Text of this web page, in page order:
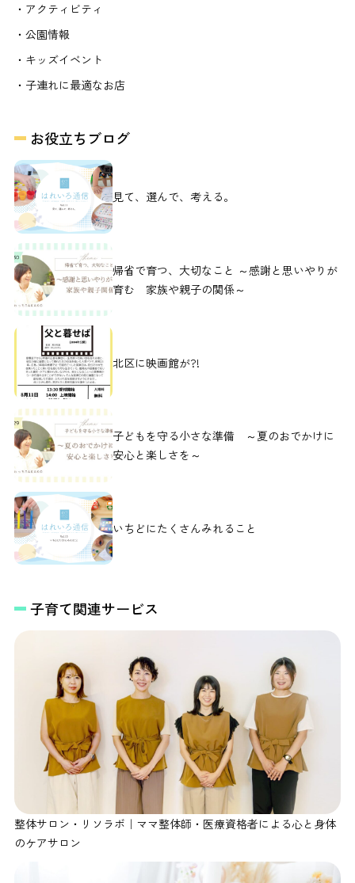
・アクティビティ
・公園情報
・キッズイベント
・子連れに最適なお店
お役立ちブログ
見て、選んで、考える。
帰省で育つ、大切なこと ～感謝と思いやりが
育む 家族や親子の関係～
北区に映画館が?!
子どもを守る小さな準備 ～夏のおでかけに
安心と楽しさを～
いちどにたくさんみれること
子育て関連サービス
整体サロン・リソラボ｜ママ整体師・医療資格者による心と身体
のケアサロン